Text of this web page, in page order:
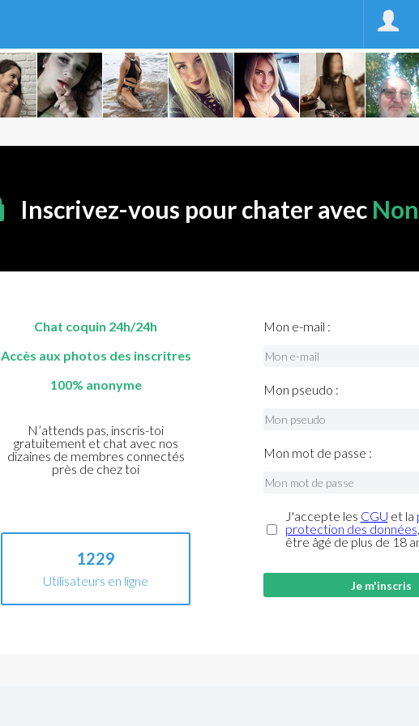
Inscrivez-vous pour chater avec
Chat coquin 24h/24h
Accès aux photos des inscritres
100% anonyme
N’attends pas, inscris-toi
gratuitement et chat avec nos
dizaines de membres connectés
près de chez toi
1229
Utilisateurs en ligne
Mon e-mail :
Mon pseudo :
Mon mot de passe :
J'accepte les CGU et la
protection des données
être âgé de plus de 18